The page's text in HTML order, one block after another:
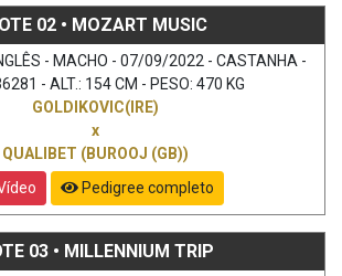
02 • MOZART MUSIC
- MACHO - 07/09/2022 - CASTANHA -
- ALT.: 154 CM - PESO: 470 KG
GOLDIKOVIC(IRE)
x
QUALIBET (BUROOJ (GB))
Pedigree completo
03 • MILLENNIUM TRIP